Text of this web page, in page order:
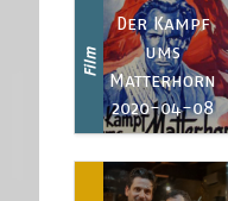
Film
Der Kampf
ums
Matterhorn
2020-04-08